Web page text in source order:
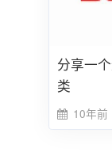
分享一
类
10年